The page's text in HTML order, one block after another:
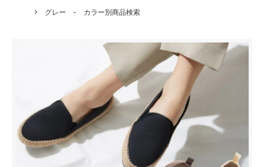
グレー - カラー別商品検索